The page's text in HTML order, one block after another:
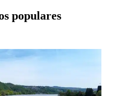
populares